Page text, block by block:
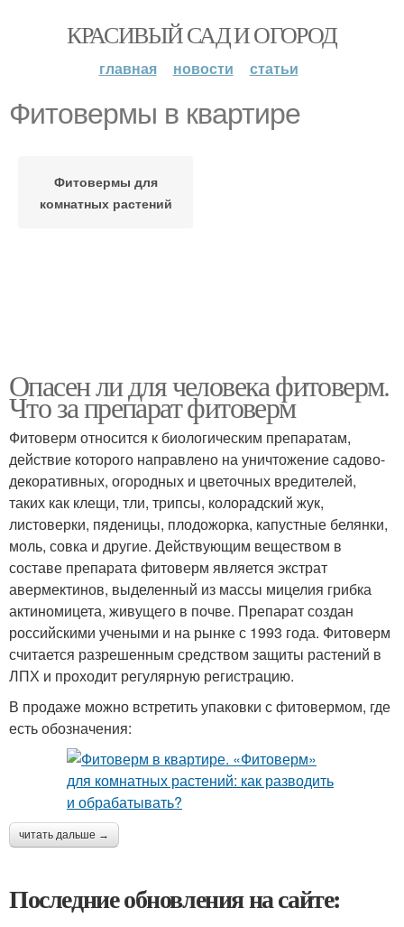
КРАСИВЫЙ САД И ОГОРОД
главная новости статьи
Фитовермы в квартире
Фитовермы для
комнатных растений
Опасен ли для человека фитоверм.
Что за препарат фитоверм
Фитоверм относится к биологическим препаратам,
действие которого направлено на уничтожение садово-
декоративных, огородных и цветочных вредителей,
таких как клещи, тли, трипсы, колорадский жук,
листоверки, пяденицы, плодожорка, капустные белянки,
моль, совка и другие. Действующим веществом в
составе препарата фитоверм является экстрат
авермектинов, выделенный из массы мицелия грибка
актиномицета, живущего в почве. Препарат создан
российскими учеными и на рынке с 1993 года. Фитоверм
считается разрешенным средством защиты растений в
ЛПХ и проходит регулярную регистрацию.
В продаже можно встретить упаковки с фитовермом, где
есть обозначения:
читать дальше →
Последние обновления на сайте: